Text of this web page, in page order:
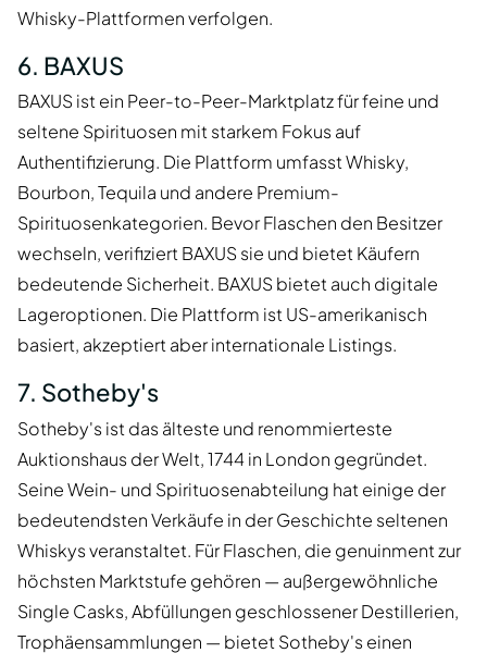
Whisky-Plattformen verfolgen.
6. BAXUS
BAXUS ist ein Peer-to-Peer-Marktplatz für feine und
seltene Spirituosen mit starkem Fokus auf
Authentifizierung. Die Plattform umfasst Whisky,
Bourbon, Tequila und andere Premium-
Spirituosenkategorien. Bevor Flaschen den Besitzer
wechseln, verifiziert BAXUS sie und bietet Käufern
bedeutende Sicherheit. BAXUS bietet auch digitale
Lageroptionen. Die Plattform ist US-amerikanisch
basiert, akzeptiert aber internationale Listings.
7. Sotheby's
Sotheby's ist das älteste und renommierteste
Auktionshaus der Welt, 1744 in London gegründet.
Seine Wein- und Spirituosenabteilung hat einige der
bedeutendsten Verkäufe in der Geschichte seltenen
Whiskys veranstaltet. Für Flaschen, die genuinment zur
höchsten Marktstufe gehören — außergewöhnliche
Single Casks, Abfüllungen geschlossener Destillerien,
Trophäensammlungen — bietet Sotheby's einen